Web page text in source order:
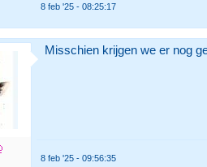
8 feb '25 - 08:25:17
Misschien krijgen we er nog
8 feb '25 - 09:56:35